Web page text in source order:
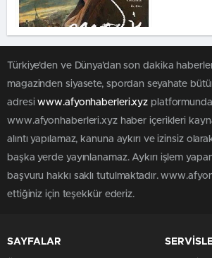
Türkiye'den ve Dünya’dan son dakika
magazinden siyasete, spordan seyahate
adresiwww.afyonhaberleri.xyz
www.afyonhaberleri.xyz haber içerikleri
alıntı yapılamaz, kanuna aykırı ve izinsiz
başka yerde yayınlanamaz. Aykırı işlem
başvuru hakkı saklı tutulmaktadır.
ettiğiniz için teşekkür ederiz.
SAYFALAR